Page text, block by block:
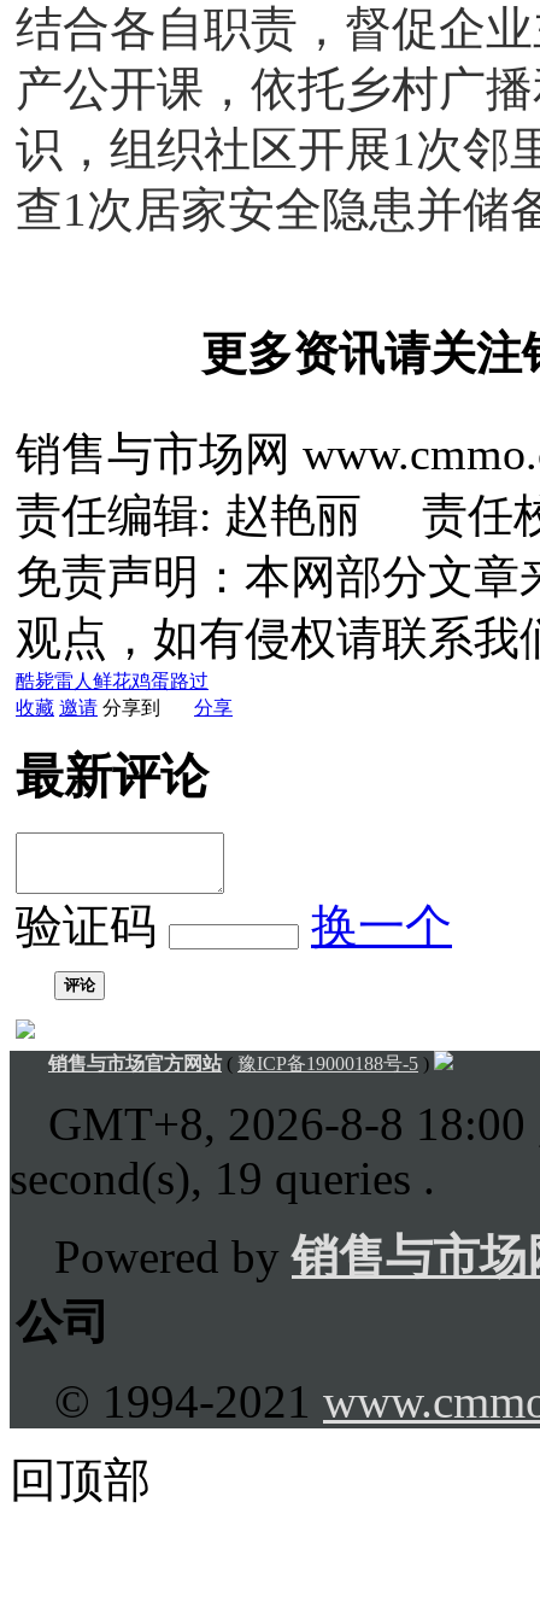
结合各自职责，督促企
产公开课，依托乡村广
识，组织社区开展1次邻
查1次居家安全隐患并储
更多资讯请关注
销售与市场网
责任编辑: 赵艳丽 责任
免责声明：本网部分文
观点，如有侵权请联系我
酷毙雷人 鲜花鸡蛋路过
收藏 邀请 分享到 分享
最新评论
验证码 换一个
评论
销售与市场官方网站( 豫ICP备19000188号-5 )
GMT+8, 2026-8-8 18:00
second(s), 19 queries .
Powered by销售与市场
公司
© 1994-2021
回顶部